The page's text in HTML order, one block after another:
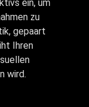
ein, um
zu
gepaart
Ihren
wird.